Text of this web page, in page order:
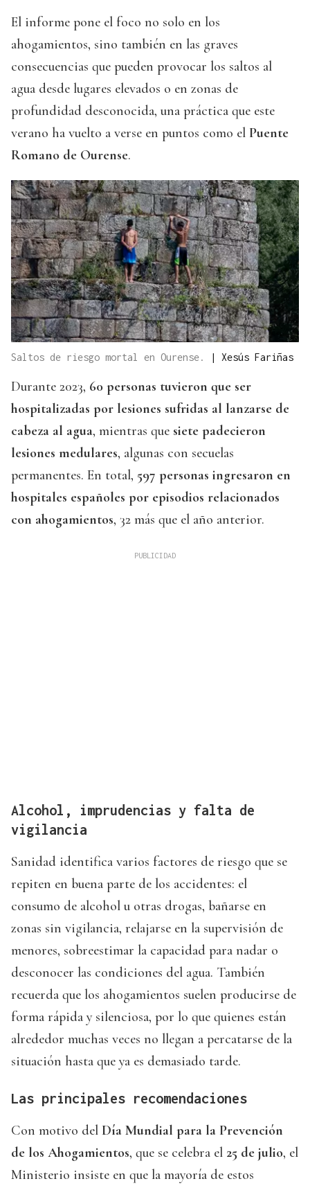
El informe pone el foco no solo en los
ahogamientos, sino también en las graves
consecuencias que pueden provocar los saltos al
agua desde lugares elevados o en zonas de
profundidad desconocida, una práctica que este
verano ha vuelto a verse en puntos como el Puente
Romano de Ourense.
Saltos de riesgo mortal en Ourense. | Xesús Fariñas
Durante 2023, 60 personas tuvieron que ser
hospitalizadas por lesiones sufridas al lanzarse de
cabeza al agua, mientras que siete padecieron
lesiones medulares, algunas con secuelas
permanentes. En total, 597 personas ingresaron en
hospitales españoles por episodios relacionados
con ahogamientos, 32 más que el año anterior.
Alcohol, imprudencias y falta de
vigilancia
Sanidad identifica varios factores de riesgo que se
repiten en buena parte de los accidentes: el
consumo de alcohol u otras drogas, bañarse en
zonas sin vigilancia, relajarse en la supervisión de
menores, sobreestimar la capacidad para nadar o
desconocer las condiciones del agua. También
recuerda que los ahogamientos suelen producirse de
forma rápida y silenciosa, por lo que quienes están
alrededor muchas veces no llegan a percatarse de la
situación hasta que ya es demasiado tarde.
Las principales recomendaciones
Con motivo del Día Mundial para la Prevención
de los Ahogamientos, que se celebra el 25 de julio, el
Ministerio insiste en que la mayoría de estos